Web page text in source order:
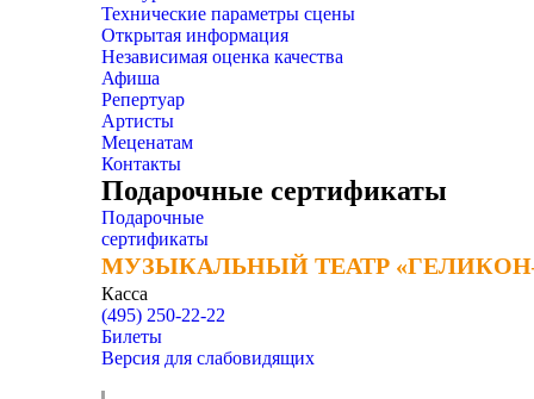
Технические параметры сцены
Открытая информация
Независимая оценка качества
Афиша
Репертуар
Артисты
Меценатам
Контакты
Подарочные сертификаты
Подарочные
сертификаты
МУЗЫКАЛЬНЫЙ ТЕАТР
МУЗЫКАЛЬНЫЙ ТЕАТР
Касса
(495) 250-22-22
Билеты
Версия для слабовидящих